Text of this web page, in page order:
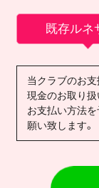
既存ルネ
当クラブのお支
現金のお取り
お支払い方法
願い致します。